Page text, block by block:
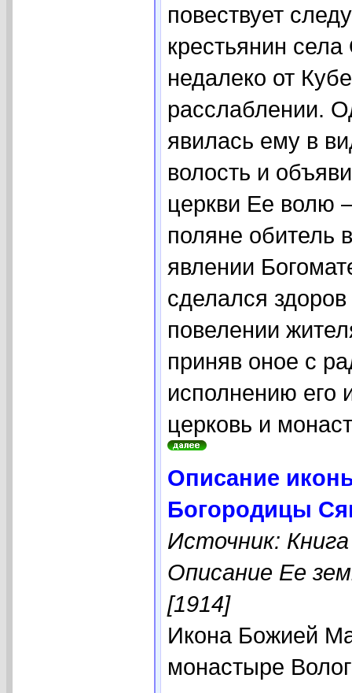
повествует
крестьянин
недалеко от
расслаблении.
явилась ему в
волость и
церкви Ее волю
поляне обитель
явлении
сделался
повелении
приняв оное с
исполнению его
церковь и
Описание
Богородицы
Источник:
Описание Ее
[1914]
Икона Божией
монастыре